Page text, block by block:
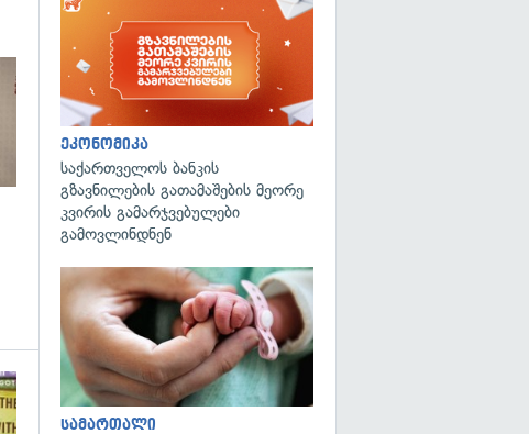
გადახედვა
გადახედვა
ეკონომიკა
საქართველოს ბანკის
გზავნილების გათამაშების მეორე
კვირის გამარჯვებულები
გამოვლინდნენ
სამართალი